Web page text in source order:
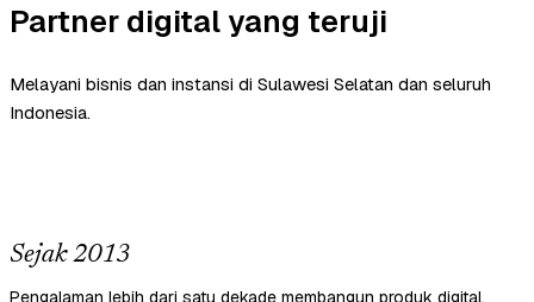
Partner digital yang teruji
Melayani bisnis dan instansi di Sulawesi Selatan dan seluruh
Indonesia.
Sejak 2013